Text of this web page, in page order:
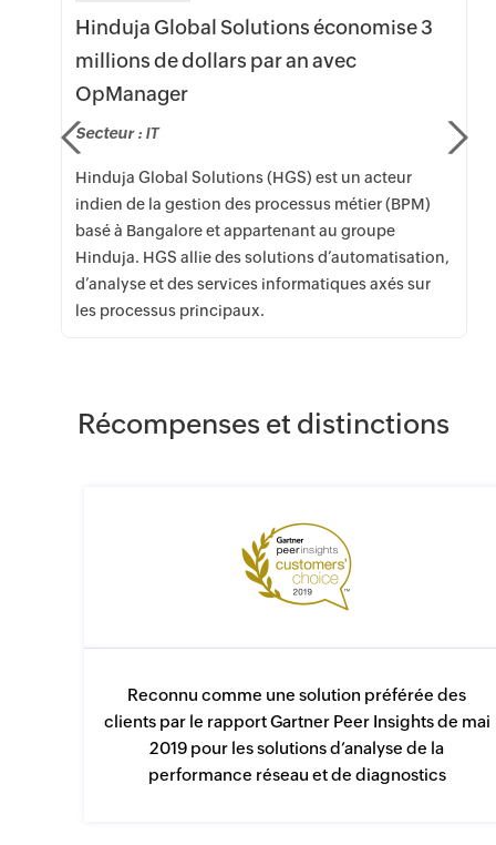
Hinduja Global Solutions économise 3
millions de dollars par an avec
OpManager
Secteur : IT
Hinduja Global Solutions (HGS) est un acteur
indien de la gestion des processus métier (BPM)
basé à Bangalore et appartenant au groupe
Hinduja. HGS allie des solutions d’automatisation,
d’analyse et des services informatiques axés sur
les processus principaux.
Récompenses et distinctions
Reconnu comme une solution préférée des
clients par le rapport Gartner Peer Insights de mai
2019 pour les solutions d’analyse de la
performance réseau et de diagnostics